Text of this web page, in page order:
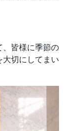
、皆様に季節の
大切にしてまい